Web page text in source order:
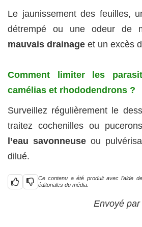
Le jaunissement des feuilles,
détrempé ou une odeur de
mauvais drainage et un excès
Comment limiter les
camélias et rhododendrons ?
Surveillez régulièrement le
traitez cochenilles ou
l’eau savonneuse ou
dilué.
Ce contenu a été produit avec l’aide
éditoriales du média.
Envoyé par